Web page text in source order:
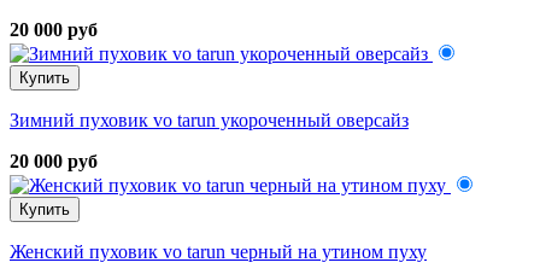
20 000 руб
Купить
Зимний пуховик vo tarun укороченный оверсайз
20 000 руб
Купить
Женский пуховик vo tarun черный на утином пуху